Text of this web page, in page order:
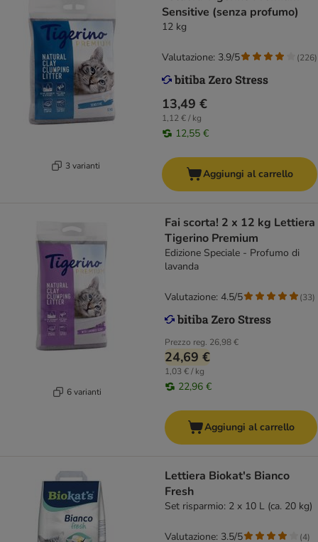
3 varianti
Sensitive (senza profumo)
12 kg
13,49 €
1,12 € / kg
12,55 €
Valutazione: 3.9/5 (226)
Aggiungi al carrello
6 varianti
Fai scorta! 2 x 12 kg Lettiera
Tigerino Premium
Edizione Speciale - Profumo di
lavanda
Prezzo reg. 26,98 €
24,69 €
1,03 € / kg
22,96 €
Valutazione: 4.5/5 (33)
Aggiungi al carrello
Lettiera Biokat's Bianco
Fresh
Set risparmio: 2 x 10 L (ca. 20 kg)
Valutazione: 3.5/5 (4)